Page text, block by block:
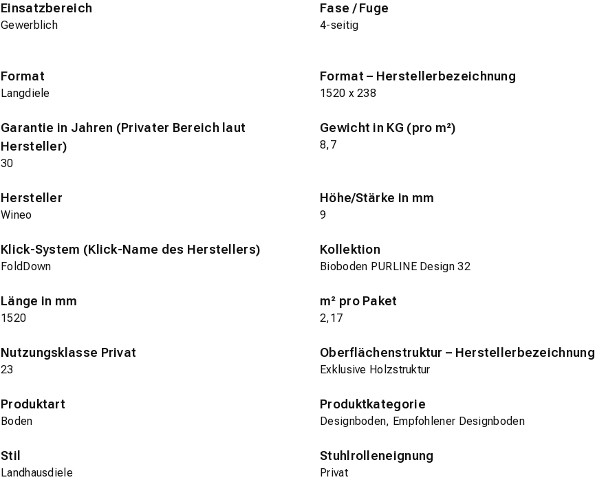
Einsatzbereich
Gewerblich
Fase / Fuge
4-seitig
Format
Langdiele
Format – Herstellerbezeichnung
1520 x 238
Garantie in Jahren (Privater Bereich laut
Hersteller)
30
Gewicht in KG (pro m²)
8,7
Hersteller
Wineo
Höhe/Stärke in mm
9
Klick-System (Klick-Name des Herstellers)
FoldDown
Kollektion
Bioboden PURLINE Design 32
Länge in mm
1520
m² pro Paket
2,17
Nutzungsklasse Privat
23
Oberflächenstruktur – Herstellerbezeichnung
Exklusive Holzstruktur
Produktart
Boden
Produktkategorie
Designboden, Empfohlener Designboden
Stil
Landhausdiele
Stuhlrolleneignung
Privat